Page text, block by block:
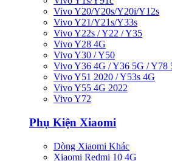
Vivo Y20/Y20s/Y20i/Y12s
Vivo Y21/Y21s/Y33s
Vivo Y22s / Y22 / Y35
Vivo Y28 4G
Vivo Y30 / Y50
Vivo Y36 4G / Y36 5G / Y78
Vivo Y51 2020 / Y53s 4G
Vivo Y55 4G 2022
Vivo Y72
Phụ Kiện Xiaomi
Dòng Xiaomi Khác
Xiaomi Redmi 10 4G